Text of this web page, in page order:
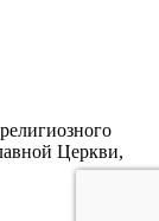
Церкви,